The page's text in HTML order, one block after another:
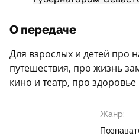
О передаче
Для взрослых и детей про
путешествия, про жизнь
кино и театр, про здоровье
Жанр: